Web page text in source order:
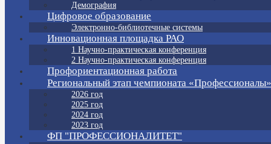
Демография
Цифровое образование
Электронно-библиотечные системы
Инновационная площадка РАО
1 Научно-практическая конференция
2 Научно-практическая конференция
Профориентационная работа
Региональный этап чемпионата «Профессионалы»
2026 год
2025 год
2024 год
2023 год
ФП "ПРОФЕССИОНАЛИТЕТ"